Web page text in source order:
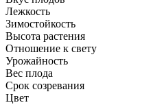
Лежкость
Зимостойкость
Высота растения
Отношение к свету
Урожайность
Вес плода
Срок созревания
Цвет